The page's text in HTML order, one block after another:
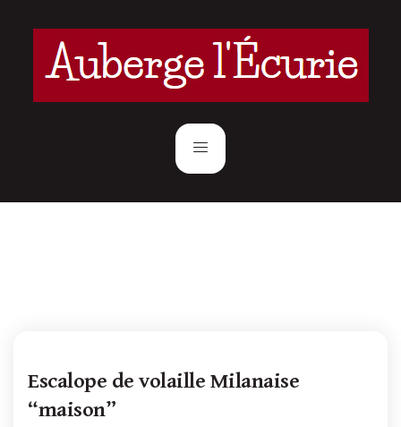
Escalope de volaille Milanaise
“maison”